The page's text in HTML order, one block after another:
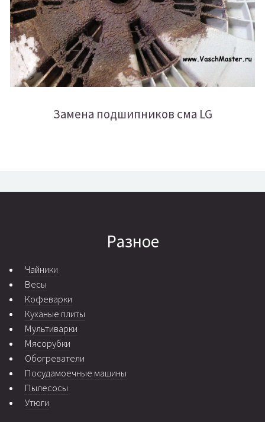
Замена подшипников сма LG
Разное
Чайники
Весы
Кофеварки
Куханые плиты
Мультиварки
Мясорубки
Обогреватели
Посудамоечные машины
Пылесосы
Утюги